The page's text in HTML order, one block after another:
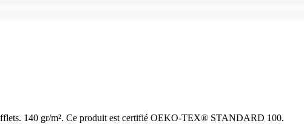
140 gr/m². Ce produit est certifié OEKO-TEX® STANDARD 100.